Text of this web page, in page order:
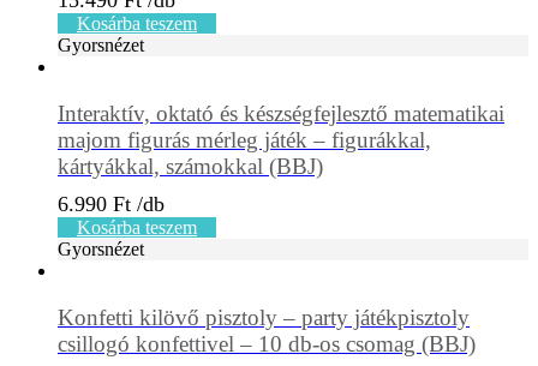
Kosárba teszem
Gyorsnézet
Interaktív, oktató és készségfejlesztő matematikai
majom figurás mérleg játék – figurákkal,
kártyákkal, számokkal (BBJ)
6.990 Ft
Kosárba teszem
Gyorsnézet
Konfetti kilövő pisztoly – party játékpisztoly
csillogó konfettivel – 10 db-os csomag (BBJ)